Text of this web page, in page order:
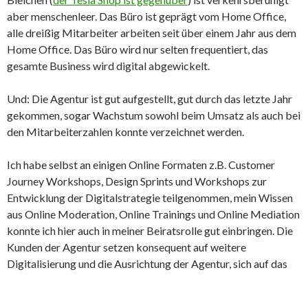
aber menschenleer. Das Büro ist geprägt vom Home Office,
alle dreißig Mitarbeiter arbeiten seit über einem Jahr aus dem
Home Office. Das Büro wird nur selten frequentiert, das
gesamte Business wird digital abgewickelt.
Und: Die Agentur ist gut aufgestellt, gut durch das letzte Jahr
gekommen, sogar Wachstum sowohl beim Umsatz als auch bei
den Mitarbeiterzahlen konnte verzeichnet werden.
Ich habe selbst an einigen Online Formaten z.B. Customer
Journey Workshops, Design Sprints und Workshops zur
Entwicklung der Digitalstrategie teilgenommen, mein Wissen
aus Online Moderation, Online Trainings und Online Mediation
konnte ich hier auch in meiner Beiratsrolle gut einbringen. Die
Kunden der Agentur setzen konsequent auf weitere
Digitalisierung und die Ausrichtung der Agentur, sich auf das